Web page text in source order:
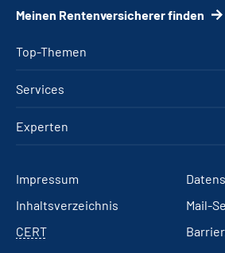
Top-Themen
Services
Experten
Meinen Rentenversicherer finden
Impressum
Inhaltsverzeichnis
Mail-
CERT